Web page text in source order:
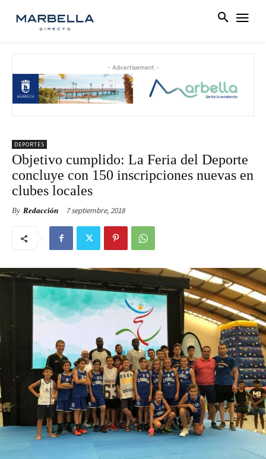
- Advertisement -
DEPORTES
Objetivo cumplido: La Feria del Deporte
concluye con 150 inscripciones nuevas en
clubes locales
By Redacción 7 septiembre, 2018